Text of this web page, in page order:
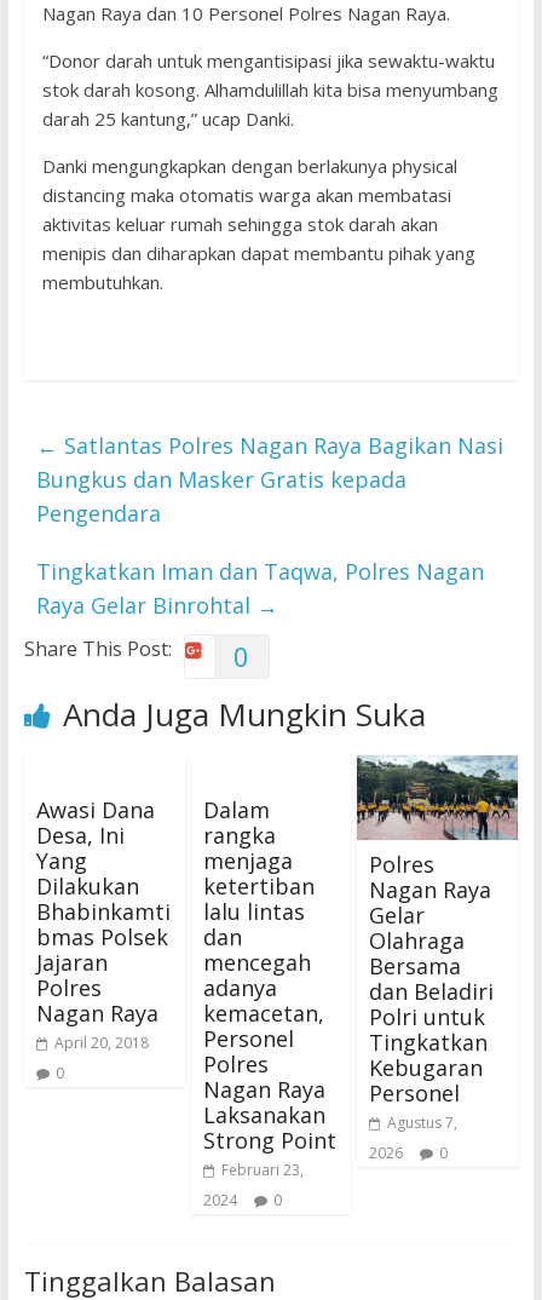
Nagan Raya dan 10 Personel Polres Nagan Raya.
“Donor darah untuk mengantisipasi jika sewaktu-waktu
stok darah kosong. Alhamdulillah kita bisa menyumbang
darah 25 kantung,” ucap Danki.
Danki mengungkapkan dengan berlakunya physical
distancing maka otomatis warga akan membatasi
aktivitas keluar rumah sehingga stok darah akan
menipis dan diharapkan dapat membantu pihak yang
membutuhkan.
← Satlantas Polres Nagan Raya Bagikan Nasi
Bungkus dan Masker Gratis kepada
Pengendara
Tingkatkan Iman dan Taqwa, Polres Nagan
Raya Gelar Binrohtal →
Share This Post: 0
Anda Juga Mungkin Suka
Awasi Dana
Desa, Ini
Yang
Dilakukan
Bhabinkamti
bmas Polsek
Jajaran
Polres
Nagan Raya
April 20, 2018
0
Dalam
rangka
menjaga
ketertiban
lalu lintas
dan
mencegah
adanya
kemacetan,
Personel
Polres
Nagan Raya
Laksanakan
Strong Point
Februari 23,
2024
0
Polres
Nagan Raya
Gelar
Olahraga
Bersama
dan Beladiri
Polri untuk
Tingkatkan
Kebugaran
Personel
Agustus 7,
2026
0
Tinggalkan Balasan